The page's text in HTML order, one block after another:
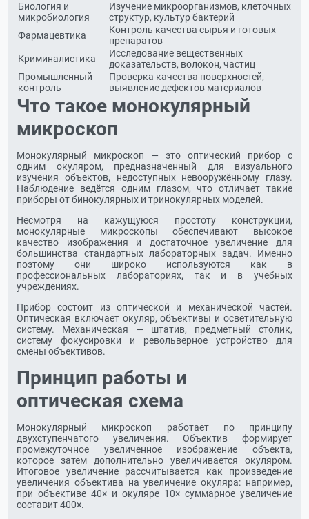
Биология и
микробиология
Изучение микроорганизмов, клеточных
структур, культур бактерий
Фармацевтика
Контроль качества сырья и готовых
препаратов
Криминалистика
Исследование вещественных
доказательств, волокон, частиц
Промышленный
контроль
Проверка качества поверхностей,
выявление дефектов материалов
Что такое монокулярный
микроскоп
Монокулярный микроскоп — это оптический прибор с
одним окуляром, предназначенный для визуального
изучения объектов, недоступных невооружённому глазу.
Наблюдение ведётся одним глазом, что отличает такие
приборы от бинокулярных и тринокулярных моделей.
Несмотря на кажущуюся простоту конструкции,
монокулярные микроскопы обеспечивают высокое
качество изображения и достаточное увеличение для
большинства стандартных лабораторных задач. Именно
поэтому они широко используются как в
профессиональных лабораториях, так и в учебных
учреждениях.
Прибор состоит из оптической и механической частей.
Оптическая включает окуляр, объективы и осветительную
систему. Механическая — штатив, предметный столик,
систему фокусировки и револьверное устройство для
смены объективов.
Принцип работы и
оптическая схема
Монокулярный микроскоп работает по принципу
двухступенчатого увеличения. Объектив формирует
промежуточное увеличенное изображение объекта,
которое затем дополнительно увеличивается окуляром.
Итоговое увеличение рассчитывается как произведение
увеличения объектива на увеличение окуляра: например,
при объективе 40× и окуляре 10× суммарное увеличение
составит 400×.